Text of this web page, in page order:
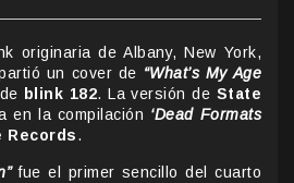
originaria de Albany, New York,
un cover de “What’s My Age
blink 182. La versión de State
en la compilación ‘Dead Formats
Records.
fue el primer sencillo del cuarto